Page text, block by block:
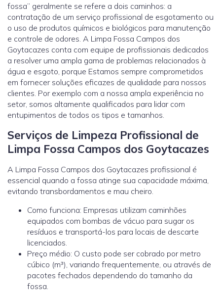
fossa” geralmente se refere a dois caminhos: a
contratação de um serviço profissional de esgotamento ou
o uso de produtos químicos e biológicos para manutenção
e controle de odores. A Limpa Fossa Campos dos
Goytacazes conta com equipe de profissionais dedicados
a resolver uma ampla gama de problemas relacionados à
água e esgoto, porque Estamos sempre comprometidos
em fornecer soluções eficazes de qualidade para nossos
clientes. Por exemplo com a nossa ampla experiência no
setor, somos altamente qualificados para lidar com
entupimentos de todos os tipos e tamanhos.
Serviços de Limpeza Profissional de
Limpa Fossa Campos dos Goytacazes
A Limpa Fossa Campos dos Goytacazes profissional é
essencial quando a fossa atinge sua capacidade máxima,
evitando transbordamentos e mau cheiro.
Como funciona: Empresas utilizam caminhões
equipados com bombas de vácuo para sugar os
resíduos e transportá-los para locais de descarte
licenciados.
Preço médio: O custo pode ser cobrado por metro
cúbico (m³), variando frequentemente, ou através de
pacotes fechados dependendo do tamanho da
fossa.